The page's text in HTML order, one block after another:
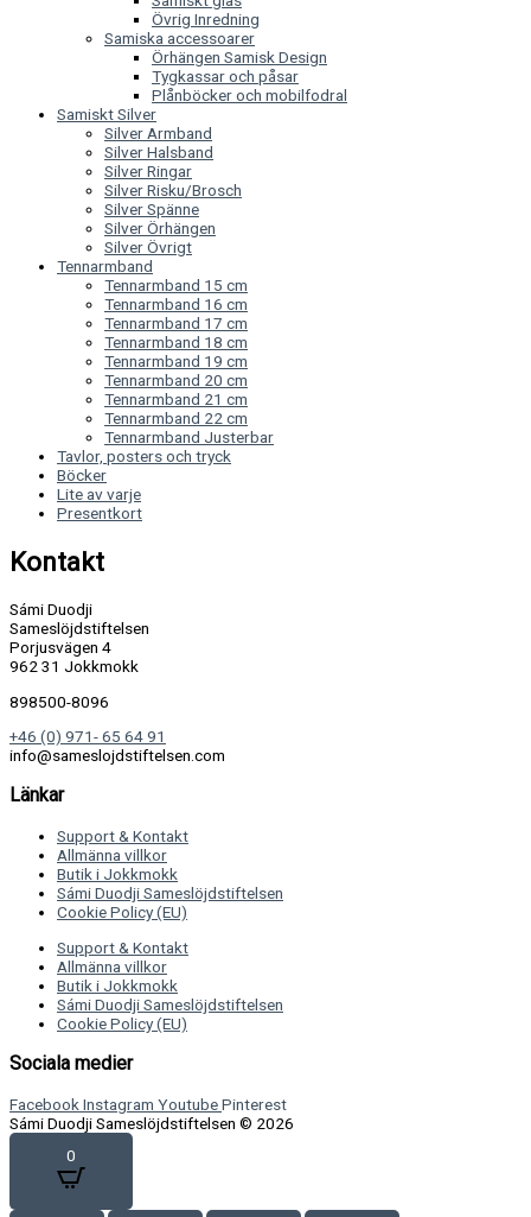
Övrig Inredning
Samiska accessoarer
Örhängen Samisk Design
Tygkassar och påsar
Plånböcker och mobilfodral
Samiskt Silver
Silver Armband
Silver Halsband
Silver Ringar
Silver Risku/Brosch
Silver Spänne
Silver Örhängen
Silver Övrigt
Tennarmband
Tennarmband 15 cm
Tennarmband 16 cm
Tennarmband 17 cm
Tennarmband 18 cm
Tennarmband 19 cm
Tennarmband 20 cm
Tennarmband 21 cm
Tennarmband 22 cm
Tennarmband Justerbar
Tavlor, posters och tryck
Böcker
Lite av varje
Presentkort
Kontakt
Sámi Duodji
Sameslöjdstiftelsen
Porjusvägen 4
962 31 Jokkmokk
898500-8096
+46 (0) 971- 65 64 91
info@sameslojdstiftelsen.com
Länkar
Support & Kontakt
Allmänna villkor
Butik i Jokkmokk
Sámi Duodji Sameslöjdstiftelsen
Cookie Policy (EU)
Support & Kontakt
Allmänna villkor
Butik i Jokkmokk
Sámi Duodji Sameslöjdstiftelsen
Cookie Policy (EU)
Sociala medier
Facebook Instagram YoutubePinterest
Sámi Duodji Sameslöjdstiftelsen © 2026
0